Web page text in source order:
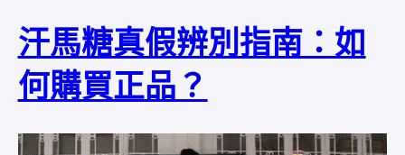
汗馬糖真假辨別指南：如
何購買正品？